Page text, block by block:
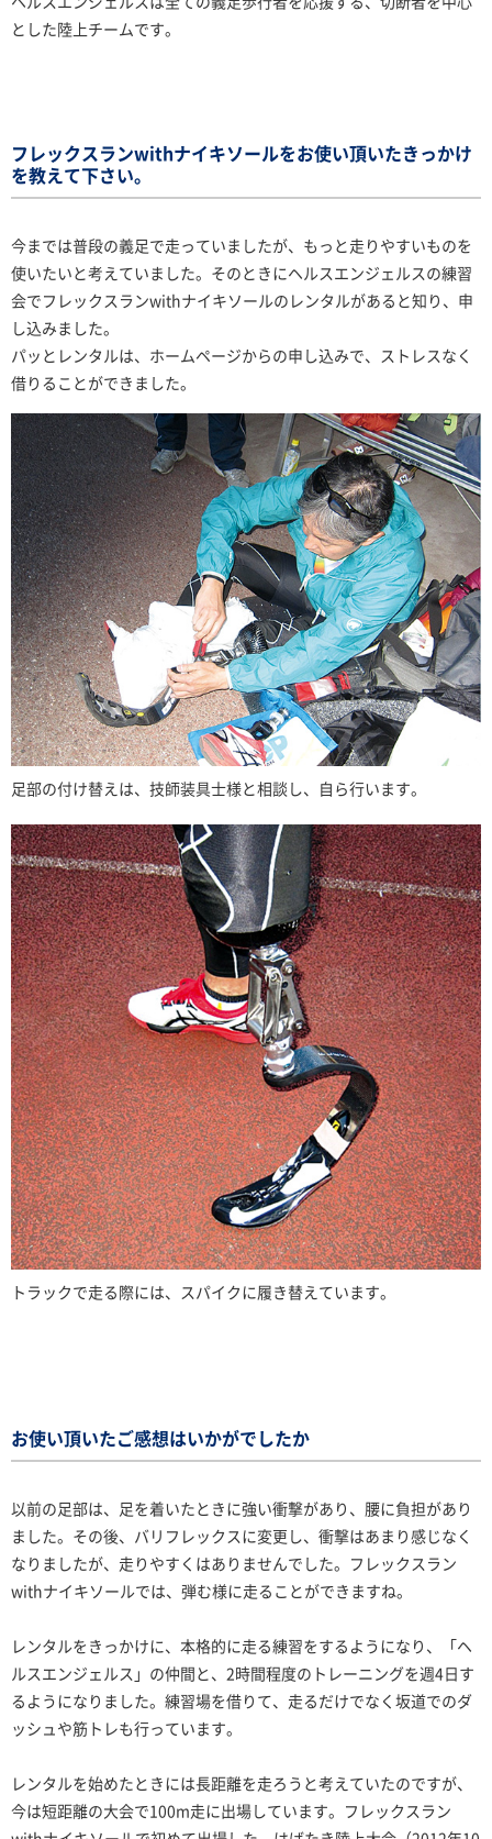
とした陸上チームです。
フレックスランwithナイキソールをお使い頂いたきっかけ
を教えて下さい。
今までは普段の義足で走っていましたが、もっと走りやすいものを
使いたいと考えていました。そのときにヘルスエンジェルスの練習
会でフレックスランwithナイキソールのレンタルがあると知り、申
し込みました。
パッとレンタルは、ホームページからの申し込みで、ストレスなく
借りることができました。
足部の付け替えは、技師装具士様と相談し、自ら行います。
トラックで走る際には、スパイクに履き替えています。
お使い頂いたご感想はいかがでしたか
以前の足部は、足を着いたときに強い衝撃があり、腰に負担があり
ました。その後、バリフレックスに変更し、衝撃はあまり感じなく
なりましたが、走りやすくはありませんでした。フレックスラン
withナイキソールでは、弾む様に走ることができますね。
レンタルをきっかけに、本格的に走る練習をするようになり、「ヘ
ルスエンジェルス」の仲間と、2時間程度のトレーニングを週4日す
るようになりました。練習場を借りて、走るだけでなく坂道でのダ
ッシュや筋トレも行っています。
レンタルを始めたときには長距離を走ろうと考えていたのですが、
今は短距離の大会で100m走に出場しています。フレックスラン